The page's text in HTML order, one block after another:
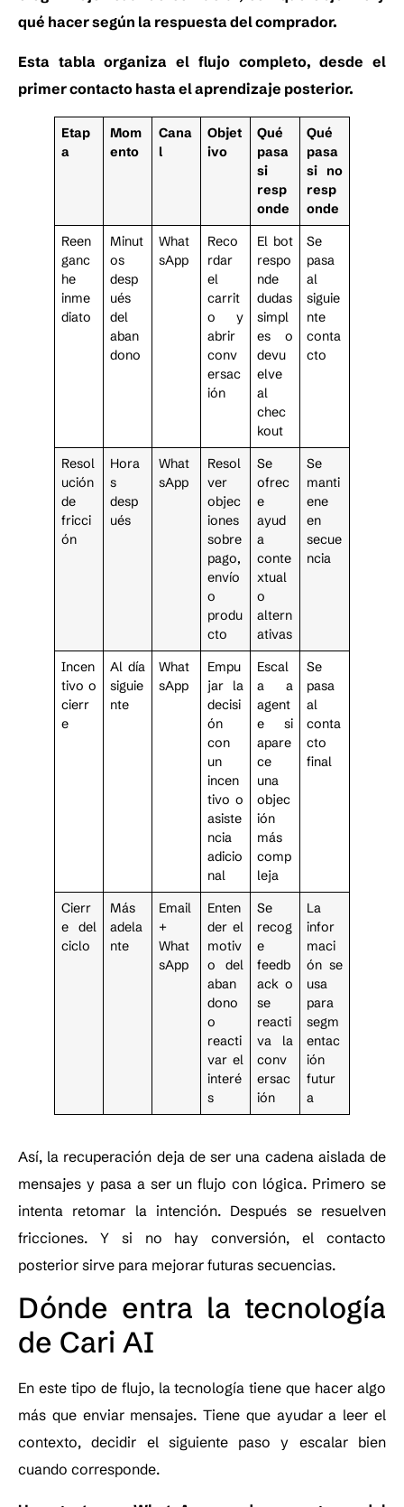
qué hacer según la respuesta del comprador.
Esta tabla organiza el flujo completo, desde el
primer contacto hasta el aprendizaje posterior.
Etap
a
Mom
ento
Cana
l
Objet
ivo
Qué
pasa
si
resp
onde
Qué
pasa
si no
resp
onde
Reen
ganc
he
inme
diato
Minut
os
desp
ués
del
aban
dono
What
sApp
Reco
rdar
el
carrit
o y
abrir
conv
ersac
ión
El bot
respo
nde
dudas
simpl
es o
devu
elve
al
chec
kout
Se
pasa
al
siguie
nte
conta
cto
Resol
ución
de
fricci
ón
Hora
s
desp
ués
What
sApp
Resol
ver
objec
iones
sobre
pago,
envío
o
produ
cto
Se
ofrec
e
ayud
a
conte
xtual
o
altern
ativas
Se
manti
ene
en
secue
ncia
Incen
tivo o
cierr
e
Al día
siguie
nte
What
sApp
Empu
jar la
decisi
ón
con
un
incen
tivo o
asiste
ncia
adicio
nal
Escal
a a
agent
e si
apare
ce
una
objec
ión
más
comp
leja
Se
pasa
al
conta
cto
final
Cierr
e del
ciclo
Más
adela
nte
Email
+
What
sApp
Enten
der el
motiv
o del
aban
dono
o
reacti
var el
interé
s
Se
recog
e
feedb
ack o
se
reacti
va la
conv
ersac
ión
La
infor
maci
ón se
usa
para
segm
entac
ión
futur
a
Así, la recuperación deja de ser una cadena aislada de
mensajes y pasa a ser un flujo con lógica. Primero se
intenta retomar la intención. Después se resuelven
fricciones. Y si no hay conversión, el contacto
posterior sirve para mejorar futuras secuencias.
Dónde entra la tecnología
de Cari AI
En este tipo de flujo, la tecnología tiene que hacer algo
más que enviar mensajes. Tiene que ayudar a leer el
contexto, decidir el siguiente paso y escalar bien
cuando corresponde.